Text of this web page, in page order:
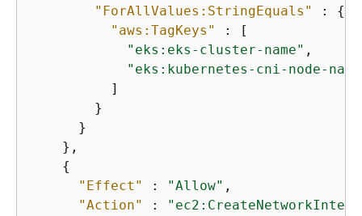
"ForAllValues:StringEquals"
: {
"aws:TagKeys"
: [
"eks:eks-cluster-name" ,
"eks:kubernetes-cni-node-
          ]
        }
      }
    },
{
"Effect"
: "Allow" ,
"Action"
: